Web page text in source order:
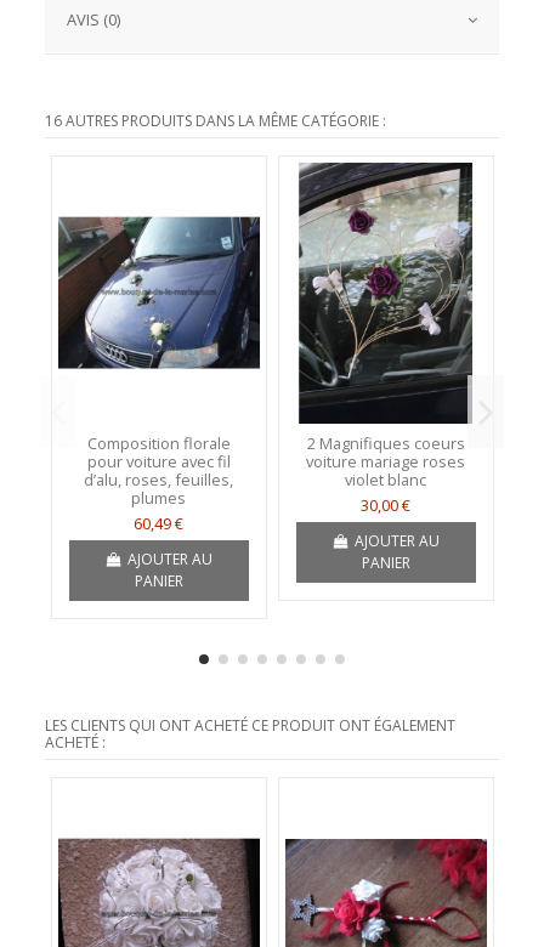
AVIS (0)
16 AUTRES PRODUITS DANS LA MÊME CATÉGORIE :
Composition florale
pour voiture avec fil
d’alu, roses, feuilles,
plumes
60,49 €
AJOUTER AU
PANIER
2 Magnifiques coeurs
voiture mariage roses
violet blanc
30,00 €
AJOUTER AU
PANIER
LES CLIENTS QUI ONT ACHETÉ CE PRODUIT ONT ÉGALEMENT
ACHETÉ :